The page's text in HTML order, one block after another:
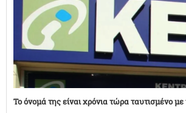
Το όνομά της είναι χρόνια τώρα ταυτισμένο